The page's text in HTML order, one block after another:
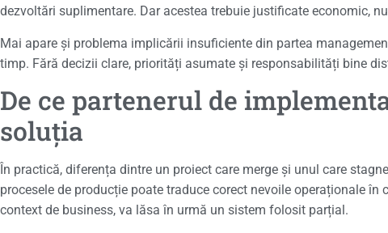
dezvoltări suplimentare. Dar acestea trebuie justificate economic,
Mai apare și problema implicării insuficiente din partea
timp. Fără decizii clare, priorități asumate și responsabilități bine
De ce partenerul de
soluția
În practică, diferența dintre un proiect care merge și unul care
procesele de producție poate traduce corect nevoile operaționale
context de business, va lăsa în urmă un sistem folosit parțial.